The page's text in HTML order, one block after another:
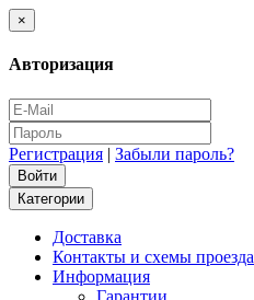
×
Авторизация
Регистрация | Забыли пароль?
Категории
Доставка
Контакты и схемы проезда
Информация
Гарантии